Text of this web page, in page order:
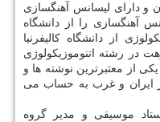
سال ۱۳۰۷ در تهران و دارای لیسانس آهنگسازی
آهنگسازی را از دانشگاه
از دانشگاه كالیفرنیا
در رشته اتنوموزیكولوژی
از معتبرترین نوشته ها و
ایران و غرب به حساب می
موسیقی و مدیر گروه